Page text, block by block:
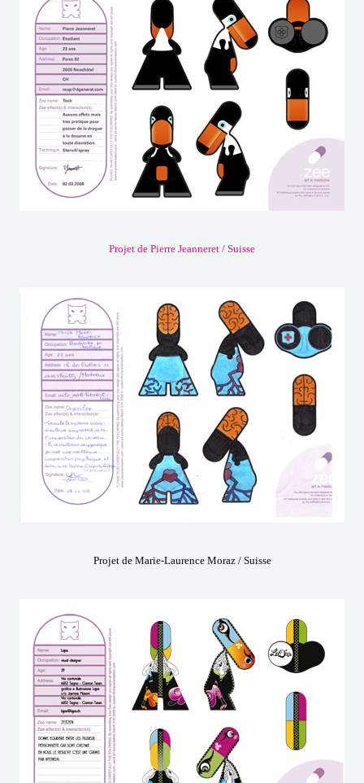
Projet de Pierre Jeanneret / Suisse
Projet de Marie-Laurence Moraz / Suisse